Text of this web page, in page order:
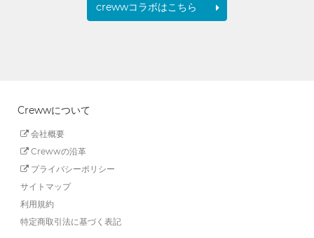
crewwコラボはこちら
Crewwについて
会社概要
Crewwの沿革
プライバシーポリシー
サイトマップ
利用規約
特定商取引法に基づく表記